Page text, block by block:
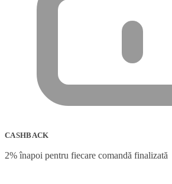
CASHBACK
2% înapoi pentru fiecare comandă finalizată